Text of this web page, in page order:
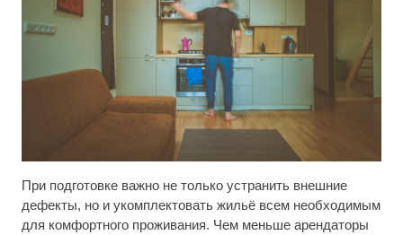
При подготовке важно не только устранить внешние
дефекты, но и укомплектовать жильё всем необходимым
для комфортного проживания. Чем меньше арендаторы